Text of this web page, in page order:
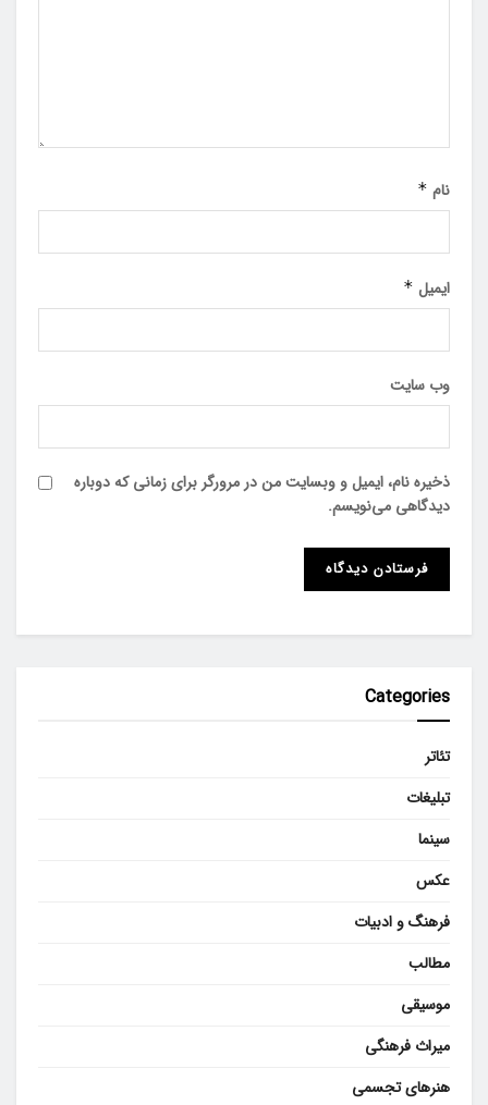
نام *
ایمیل *
وب‌ سایت
ذخیره نام، ایمیل و وبسایت من در مرورگر برای زمانی که دوباره
دیدگاهی می‌نویسم.
Categories
تئاتر
تبلیغات
سینما
عکس
فرهنگ و ادبیات
مطالب
موسیقی
میراث فرهنگی
هنرهای تجسمی